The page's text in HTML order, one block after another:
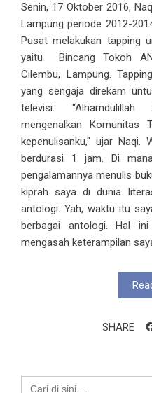
Senin, 17 Oktober 2016,
Lampung periode 2012-
Pusat melakukan tapping
yaitu Bincang Tokoh
Cilembu, Lampung.
yang sengaja direkam
televisi.
mengenalkan Komunitas
kepenulisanku," ujar Naqi.
berdurasi 1 jam. Di
pengalamannya menulis
kiprah saya di dunia
antologi. Yah, waktu itu
berbagai antologi. Hal
mengasah keterampilan
SHARE
Search